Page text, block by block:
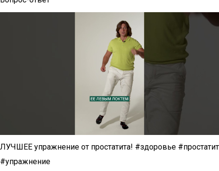
ЛУЧШЕЕ упражнение от простатита! #здоровье #простатит
#упражнение